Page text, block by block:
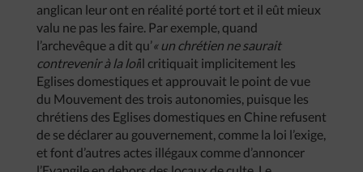
anglican leur ont en réalité porté tort et il eût mieux
valu ne pas les faire. Par exemple, quand
l’archevêque a dit qu’« un chrétien ne saurait
contrevenir à la loiil critiquait implicitement les
Eglises domestiques et approuvait le point de vue
du Mouvement des trois autonomies, puisque les
chrétiens des Eglises domestiques en Chine refusent
de se déclarer au gouvernement, comme la loi l’exige,
et font d’autres actes illégaux comme d’annoncer